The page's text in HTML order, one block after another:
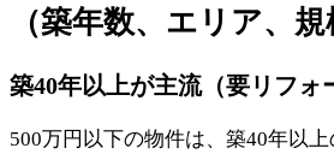
（築年数、エリア、規
築40年以上が主流（要リフォ
500万円以下の物件は、築40年以